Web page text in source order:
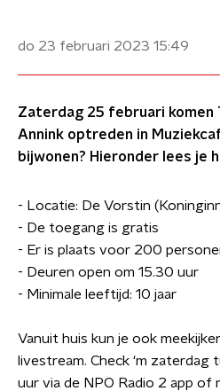
do 23 februari 2023 15:49
Zaterdag 25 februari komen
Annink optreden in
bijwonen? Hieronder lees je
- Locatie: De Vorstin
- De toegang is gratis
- Er is plaats voor 200
- Deuren open om 15.30 uur
- Minimale leeftijd: 10 jaar
Vanuit huis kun je ook
livestream. Check ‘m zaterdag
uur via de NPO Radio 2 app of